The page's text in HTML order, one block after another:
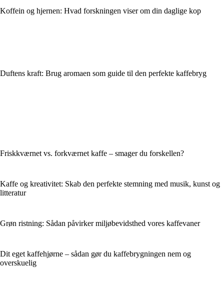
Koffein og hjernen: Hvad forskningen viser om din daglige kop
Duftens kraft: Brug aromaen som guide til den perfekte kaffebryg
Friskkværnet vs. forkværnet kaffe – smager du forskellen?
Kaffe og kreativitet: Skab den perfekte stemning med musik, kunst og
litteratur
Grøn ristning: Sådan påvirker miljøbevidsthed vores kaffevaner
Dit eget kaffehjørne – sådan gør du kaffebrygningen nem og
overskuelig